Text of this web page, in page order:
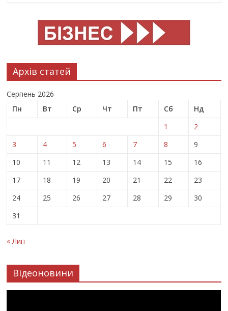
Архів статей
Серпень 2026
Пн
Вт Ср Чт Пт Сб
Нд
1
2
3
4 5 6 7 8
9
10
11 12 13 14 15
16
17
18 19 20 21 22
23
24
25 26 27 28 29
30
31
« Лип
Відеоновини